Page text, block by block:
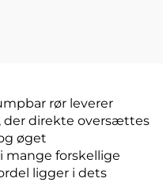
rør leverer
der direkte oversættes
øget
forskellige
ligger i dets